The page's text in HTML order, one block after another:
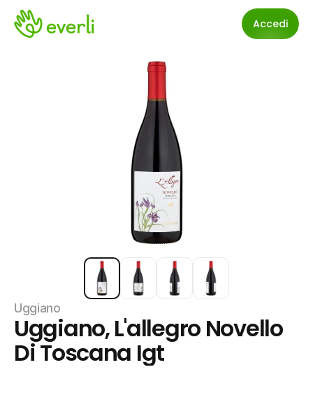
Accedi
Uggiano
Uggiano, L'allegro Novello
Di Toscana Igt